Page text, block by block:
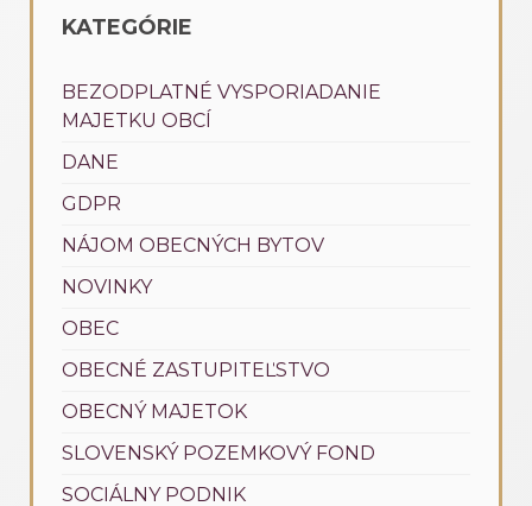
KATEGÓRIE
BEZODPLATNÉ VYSPORIADANIE
MAJETKU OBCÍ
DANE
GDPR
NÁJOM OBECNÝCH BYTOV
NOVINKY
OBEC
OBECNÉ ZASTUPITEĽSTVO
OBECNÝ MAJETOK
SLOVENSKÝ POZEMKOVÝ FOND
SOCIÁLNY PODNIK